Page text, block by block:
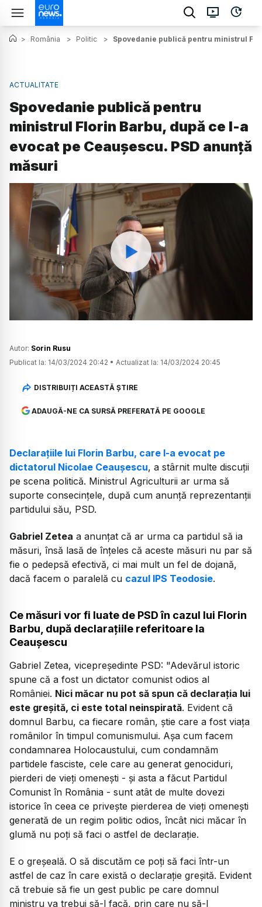
> România > Politic > Spovedanie publică pentru ministrul
ACTUALITATE
Spovedanie publică pentru
ministrul Florin Barbu, după ce l-a
evocat pe Ceaușescu. PSD anunță
măsuri
Watch
Autor: Sorin Rusu
Publicat la: 14/03/2024 20:42 • Actualizat la: 14/03/2024 20:45
DISTRIBUIȚI ACEASTĂ ȘTIRE
ADAUGĂ-NE CA SURSĂ PREFERATĂ PE GOOGLE
Declarațiile lui Florin Barbu, care l-a evocat pe
dictatorul Nicolae Ceaușescu, a stârnit multe discuții
pe scena politică. Ministrul Agriculturii ar urma să
suporte consecințele, după cum anunță reprezentanții
partidului său, PSD.
Gabriel Zetea a anunțat că ar urma ca partidul să ia
măsuri, însă lasă de înțeles că aceste măsuri nu par să
fie o pedepsă efectivă, ci mai mult un fel de dojană,
dacă facem o paralelă cu cazul IPS Teodosie.
Ce măsuri vor fi luate de PSD în cazul lui Florin
Barbu, după declarațiile referitoare la
Ceaușescu
Gabriel Zetea, vicepreședinte PSD: "Adevărul istoric
spune că a fost un dictator comunist odios al
României. Nici măcar nu pot să spun că declarația lui
este greșită, ci este total neinspirată. Evident că
domnul Barbu, ca fiecare român, știe care a fost viața
românilor în timpul comunismului. Așa cum facem
condamnarea Holocaustului, cum condamnăm
partidele fasciste, cele care au generat genociduri,
pierderi de vieți omenești - și asta a făcut Partidul
Comunist în România - sunt atât de multe dovezi
istorice în ceea ce privește pierderea de vieți omenești
generată de un regim politic odios, încât nici măcar în
glumă nu poți să faci o astfel de declarație.
E o greșeală. O să discutăm ce poți să faci într-un
astfel de caz în care există o declarație greșită. Evident
că trebuie să fie un gest public pe care domnul
ministru va trebui să-l facă, prin care nu să-l